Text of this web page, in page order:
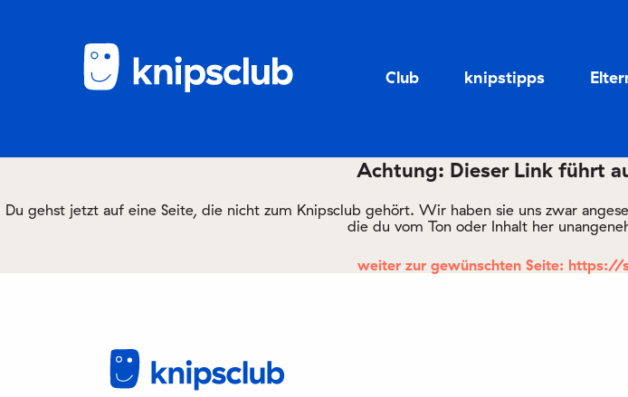
Club knipstipps
Achtung: Dieser Link führt
Du gehst jetzt auf eine Seite, die nicht zum Knipsclub gehört. Wir haben sie uns zwar
die du vom Ton oder Inhalt her
weiter zur gewünschten Seite: